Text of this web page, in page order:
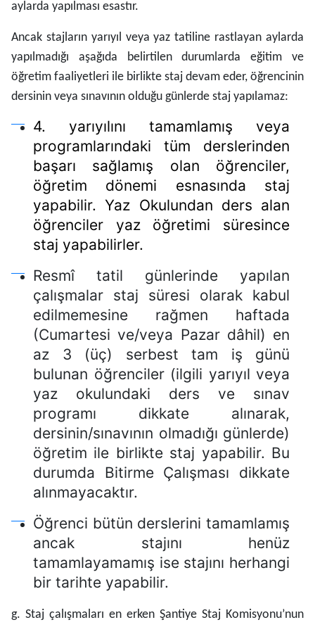
aylarda yapılması esastır.
Ancak stajların yarıyıl veya yaz tatiline rastlayan aylarda
yapılmadığı aşağıda belirtilen durumlarda eğitim ve
öğretim faaliyetleri ile birlikte staj devam eder, öğrencinin
dersinin veya sınavının olduğu günlerde staj yapılamaz:
4. yarıyılını tamamlamış veya
programlarındaki tüm derslerinden
başarı sağlamış olan öğrenciler,
öğretim dönemi esnasında staj
yapabilir. Yaz Okulundan ders alan
öğrenciler yaz öğretimi süresince
staj yapabilirler.
Resmî tatil günlerinde yapılan
çalışmalar staj süresi olarak kabul
edilmemesine rağmen haftada
(Cumartesi ve/veya Pazar dâhil) en
az 3 (üç) serbest tam iş günü
bulunan öğrenciler (ilgili yarıyıl veya
yaz okulundaki ders ve sınav
programı dikkate alınarak,
dersinin/sınavının olmadığı günlerde)
öğretim ile birlikte staj yapabilir. Bu
durumda Bitirme Çalışması dikkate
alınmayacaktır.
Öğrenci bütün derslerini tamamlamış
ancak stajını henüz
tamamlayamamış ise stajını herhangi
bir tarihte yapabilir.
g. Staj çalışmaları en erken Şantiye Staj Komisyonu’nun